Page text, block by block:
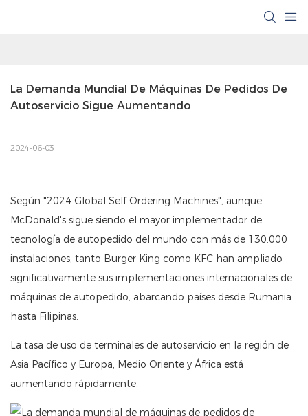
La Demanda Mundial De Máquinas De Pedidos De
Autoservicio Sigue Aumentando
2024-06-03
Según "2024 Global Self Ordering Machines", aunque
McDonald's sigue siendo el mayor implementador de
tecnología de autopedido del mundo con más de 130.000
instalaciones, tanto Burger King como KFC han ampliado
significativamente sus implementaciones internacionales de
máquinas de autopedido, abarcando países desde Rumania
hasta Filipinas.
La tasa de uso de terminales de autoservicio en la región de
Asia Pacífico y Europa, Medio Oriente y África está
aumentando rápidamente.